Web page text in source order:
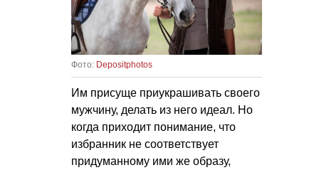
Фото: Depositphotos
Им присуще приукрашивать своего
мужчину, делать из него идеал. Но
когда приходит понимание, что
избранник не соответствует
придуманному ими же образу,